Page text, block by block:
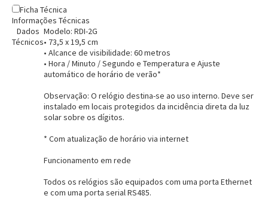
Ficha Técnica
Informações Técnicas
Dados
Técnicos
Modelo: RDI-2G
• 73,5 x 19,5 cm
• Alcance de visibilidade: 60 metros
• Hora / Minuto / Segundo e Temperatura e Ajuste
automático de horário de verão*
Observação: O relógio destina-se ao uso interno. Deve ser
instalado em locais protegidos da incidência direta da luz
solar sobre os dígitos.
* Com atualização de horário via internet
Funcionamento em rede
Todos os relógios são equipados com uma porta Ethernet
e com uma porta serial RS485.